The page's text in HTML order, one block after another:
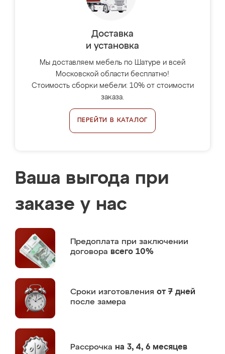
Доставка
и установка
Мы доставляем мебель по Шатуре и всей
Московской области бесплатно!
Стоимость сборки мебели: 10% от стоимости
заказа.
ПЕРЕЙТИ В КАТАЛОГ
Ваша выгода при
заказе у нас
Предоплата при заключении
договора всего 10%
Сроки изготовления от 7 дней
после замера
Рассрочка на 3, 4, 6 месяцев